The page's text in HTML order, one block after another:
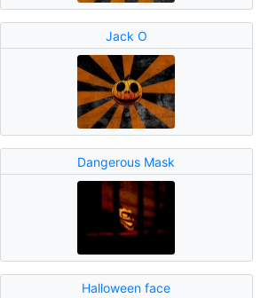
Jack O
Dangerous Mask
Halloween face